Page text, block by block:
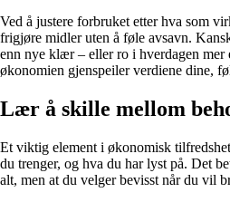
Ved å justere forbruket etter hva som
frigjøre midler uten å føle avsavn.
enn nye klær – eller ro i hverdagen mer
økonomien gjenspeiler verdiene dine,
Lær å skille mellom
Et viktig element i økonomisk
du trenger, og hva du har lyst på. Det
alt, men at du velger bevisst når du vil